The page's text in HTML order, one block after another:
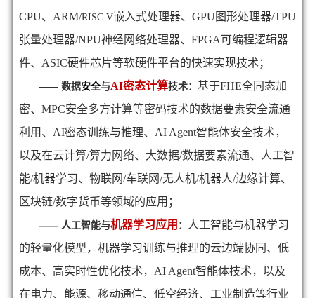
CPU、ARM/RISC V嵌入式处理器、GPU图形处理器/TPU
张量处理器/NPU神经网络处理器、FPGA可编程逻辑器
件、ASIC硬件芯片等软硬件平台的快速实现技术；
—— 数据安全与AI密态计算技术： 基于FHE全同态加
密、MPC安全多方计算等密码技术的数据要素安全流通
利用、AI密态训练与推理、AI Agent智能体安全技术，
以及在云计算/算力网络、大数据/数据要素流通、人工智
能/机器学习、物联网/车联网/无人机/机器人/边缘计算、
区块链/数字货币等领域的应用；
—— 人工智能与机器学习应用 ：
人工智能与机器学习
的轻量化模型，机器学习训练与推理的云边端协同、低
成本、高实时性优化技术，AI Agent智能体技术，以及
在电力、能源、移动通信、低空经济、工业制造等行业